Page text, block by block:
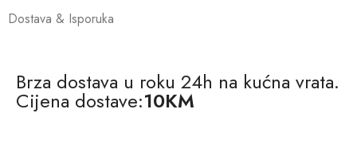
Dostava & Isporuka
Brza dostava u roku 24h na kućna vrata.
Cijena dostave:10KM